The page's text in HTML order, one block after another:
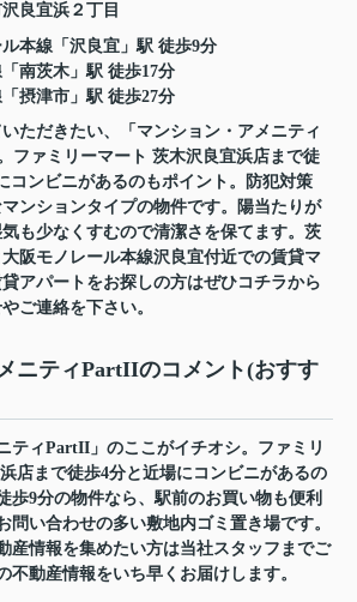
沢良宜浜 ２丁目
本線 「 沢良宜 」駅 徒歩9分
「 南茨木 」駅 徒歩17分
「 摂津市 」駅 徒歩27分
ただきたい、「マンション・アメニティ
ファミリーマート 茨木沢良宜浜店まで徒
コンビニがあるのもポイント。防犯対策
ンションタイプの物件です。陽当たりが
気も少なくすむので清潔さを保てます。茨
阪モノレール本線沢良宜付近での賃貸マ
アパートをお探しの方はぜひコチラから
ご連絡を下さい。
ニティPartIIのコメント(おすす
ティPartII」のここがイチオシ。ファミリ
店まで徒歩4分と近場にコンビニがあるの
歩9分の物件なら、駅前のお買い物も便利
問い合わせの多い敷地内ゴミ置き場です。
産情報を集めたい方は当社スタッフまでご
不動産情報をいち早くお届けします。